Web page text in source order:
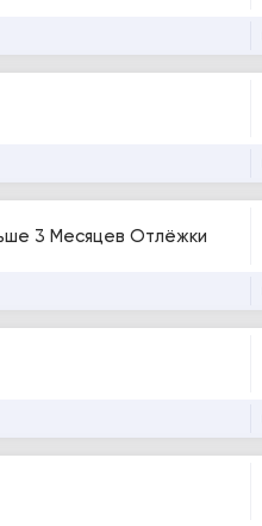
3 Месяцев Отлёжки